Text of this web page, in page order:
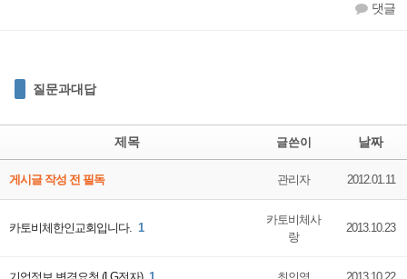
댓글
질문과대답
제목 글쓴이 날짜
게시글 작성 전 필독 관리자 2012.01.11
카토비체한인교회입니다. 1
카토비체사
랑
2013.10.23